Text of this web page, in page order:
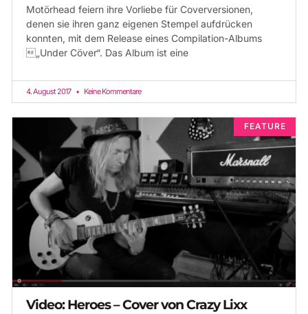
Motörhead feiern ihre Vorliebe für Coverversionen,
denen sie ihren ganz eigenen Stempel aufdrücken
konnten, mit dem Release eines Compilation-Albums
„Under Cöver“. Das Album ist eine
4. August 2017 Keine Kommentare
FEATURE
Video: Heroes – Cover von Crazy Lixx